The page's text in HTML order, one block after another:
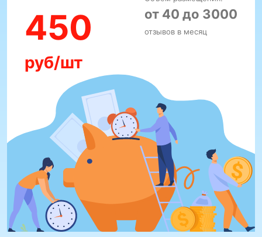
450
руб/шт
от 40 до 3000
отзывов в месяц